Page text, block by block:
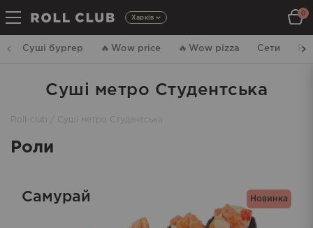
Харків
0
Суші бургер 🔥 Wow price 🔥 Wow pizza Сети
Суші метро Студентська
Roll-club Суші метро Студентська
Роли
Новинка
Самурай